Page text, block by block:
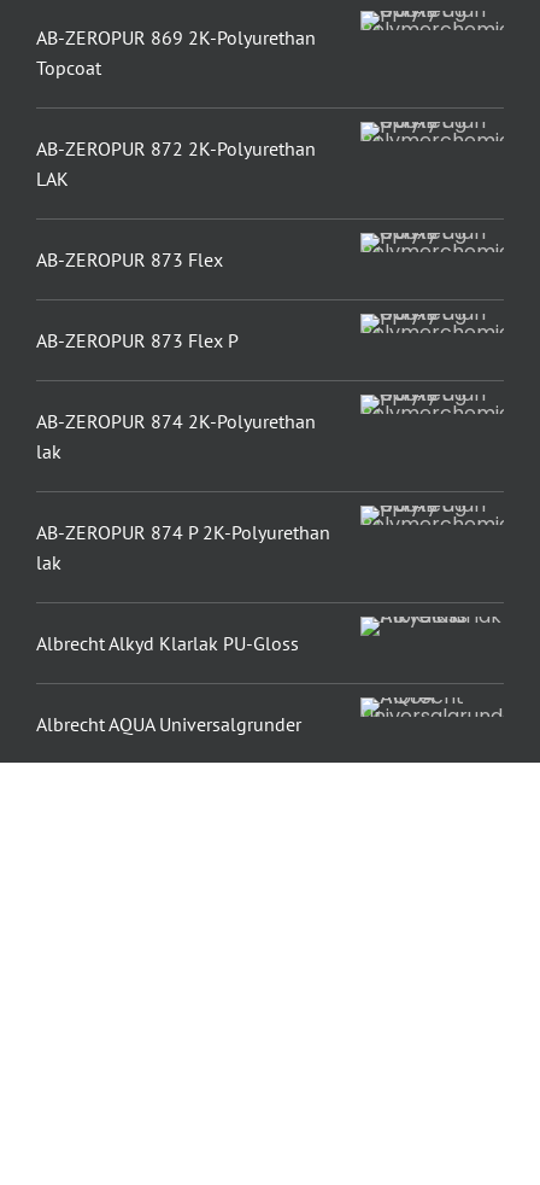
AB-ZEROPUR 869 2K-Polyurethan
Topcoat
AB-ZEROPUR 872 2K-Polyurethan
LAK
AB-ZEROPUR 873 Flex
AB-ZEROPUR 873 Flex P
AB-ZEROPUR 874 2K-Polyurethan
lak
AB-ZEROPUR 874 P 2K-Polyurethan
lak
Albrecht Alkyd Klarlak PU-Gloss
Albrecht AQUA Universalgrunder